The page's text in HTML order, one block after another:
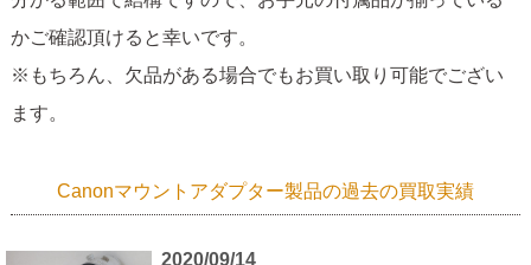
かご確認頂けると幸いです。
※もちろん、欠品がある場合でもお買い取り可能でござい
ます。
Canonマウントアダプター製品の過去の買取実績
2020/09/14